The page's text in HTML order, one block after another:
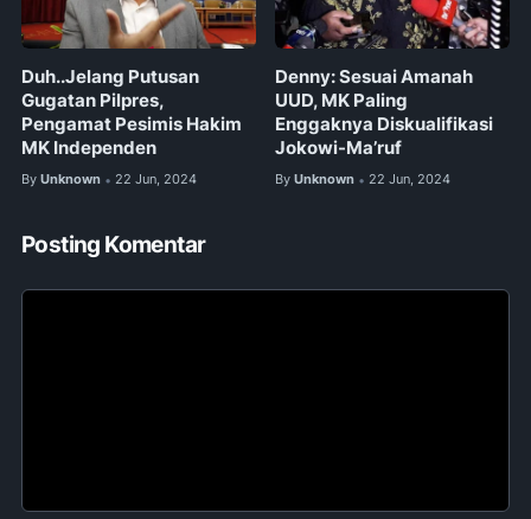
Duh..Jelang Putusan
Gugatan Pilpres,
Pengamat Pesimis Hakim
MK Independen
By Unknown • 22 Jun, 2024
Denny: Sesuai Amanah
UUD, MK Paling
Enggaknya Diskualifikasi
Jokowi-Ma’ruf
By Unknown • 22 Jun, 2024
Posting Komentar